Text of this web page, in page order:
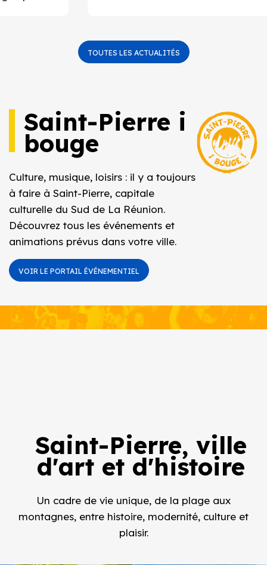
TOUTES LES ACTUALITÉS
Saint-Pierre i
bouge
Culture, musique, loisirs : il y a toujours
à faire à Saint-Pierre, capitale
culturelle du Sud de La Réunion.
Découvrez tous les événements et
animations prévus dans votre ville.
VOIR LE PORTAIL ÉVÉNEMENTIEL
Saint-Pierre, ville
d'art et d'histoire
Un cadre de vie unique, de la plage aux
montagnes, entre histoire, modernité, culture et
plaisir.